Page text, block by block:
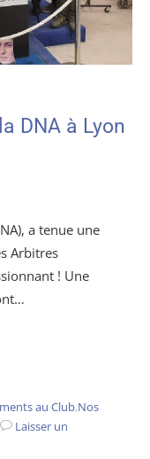
DNA à Lyon
a tenue une
Arbitres
! Une
au Club,Nos
Laisser un